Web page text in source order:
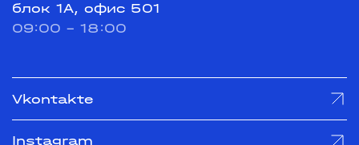
блок 1А, офис 501
09:00 - 18:00
Vkontakte
Instagram